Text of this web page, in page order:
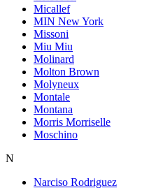
Micallef
MIN New York
Missoni
Miu Miu
Molinard
Molton Brown
Molyneux
Montale
Montana
Morris Morriselle
Moschino
N
Narciso Rodriguez